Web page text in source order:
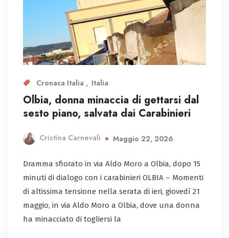
Cronaca Italia Italia
Olbia, donna minaccia di gettarsi dal
sesto piano, salvata dai Carabinieri
Cristina Carnevali Maggio 22, 2026
Dramma sfiorato in via Aldo Moro a Olbia, dopo 15
minuti di dialogo con i carabinieri OLBIA – Momenti
di altissima tensione nella serata di ieri, giovedì 21
maggio, in via Aldo Moro a Olbia, dove una donna
ha minacciato di togliersi la